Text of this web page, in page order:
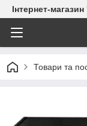
Інтернет-
Товари та